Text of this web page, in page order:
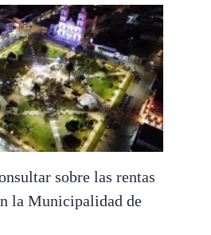
sobre las rentas
la Municipalidad de